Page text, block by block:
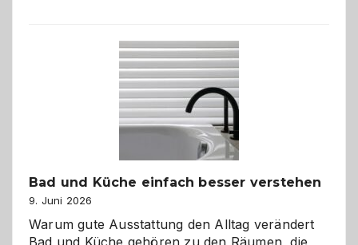
Bad und Küche einfach besser verstehen
9. Juni 2026
Warum gute Ausstattung den Alltag verändert